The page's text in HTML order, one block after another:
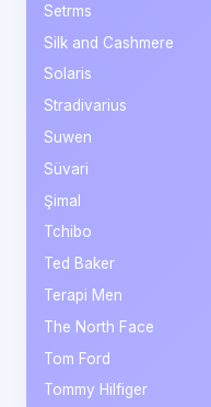
Setrms
Silk and Cashmere
Solaris
Stradivarius
Suwen
Süvari
Şimal
Tchibo
Ted Baker
Terapi Men
The North Face
Tom Ford
Tommy Hilfiger